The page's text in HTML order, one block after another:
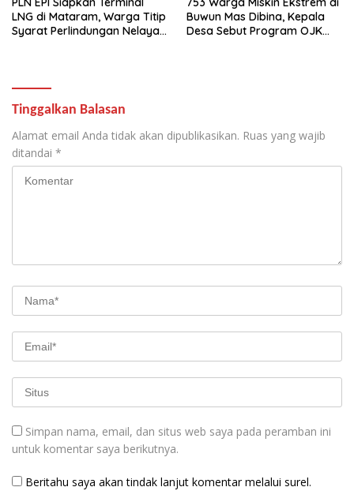
LNG di Mataram, Warga Titip
Syarat Perlindungan Nelayan
Buwun Mas Dibina, Kepala
Desa Sebut Program OJK
Tinggalkan Balasan
Alamat email Anda tidak akan dipublikasikan. Ruas yang wajib
ditandai *
Simpan nama, email, dan situs web saya pada peramban ini
untuk komentar saya berikutnya.
Beritahu saya akan tindak lanjut komentar melalui surel.